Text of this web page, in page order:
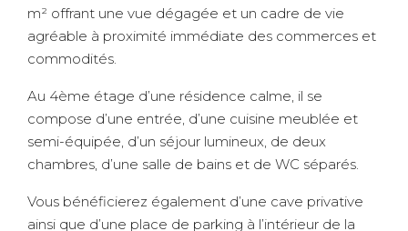
m² offrant une vue dégagée et un cadre de vie
agréable à proximité immédiate des commerces et
commodités.
Au 4ème étage d’une résidence calme, il se
compose d’une entrée, d’une cuisine meublée et
semi-équipée, d’un séjour lumineux, de deux
chambres, d’une salle de bains et de WC séparés.
Vous bénéficierez également d’une cave privative
ainsi que d’une place de parking à l’intérieur de la